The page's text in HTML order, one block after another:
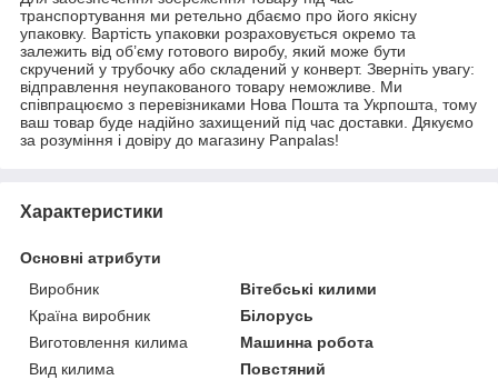
транспортування ми ретельно дбаємо про його якісну
упаковку. Вартість упаковки розраховується окремо та
залежить від об’єму готового виробу, який може бути
скручений у трубочку або складений у конверт. Зверніть увагу:
відправлення неупакованого товару неможливе. Ми
співпрацюємо з перевізниками Нова Пошта та Укрпошта, тому
ваш товар буде надійно захищений під час доставки. Дякуємо
за розуміння і довіру до магазину Panpalas!
Характеристики
Основні атрибути
Виробник
Вітебські килими
Країна виробник
Білорусь
Виготовлення килима
Машинна робота
Вид килима
Повстяний